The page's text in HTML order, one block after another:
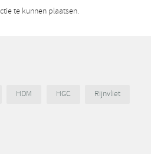
te kunnen plaatsen.
HDM HGC
Rijnvliet